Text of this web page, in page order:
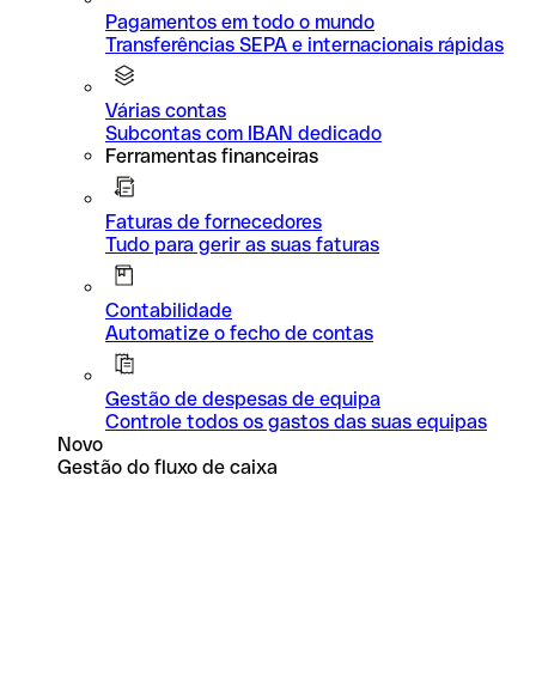
Pagamentos em todo o mundo
Transferências SEPA e internacionais rápidas
Várias contas
Subcontas com IBAN dedicado
Ferramentas financeiras
Faturas de fornecedores
Tudo para gerir as suas faturas
Contabilidade
Automatize o fecho de contas
Gestão de despesas de equipa
Controle todos os gastos das suas equipas
Novo
Gestão do fluxo de caixa